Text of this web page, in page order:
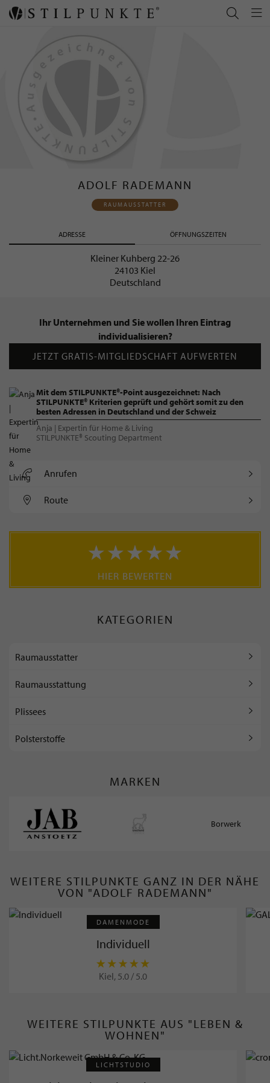
ADOLF RADEMANN
RAUMAUSSTATTER
ADRESSE ÖFFNUNGSZEITEN
Kleiner Kuhberg 22-26
24103 Kiel
Deutschland
Ihr Unternehmen und Sie wollen Ihren Eintrag
individualisieren?
JETZT GRATIS-MITGLIEDSCHAFT AUFWERTEN
Mit dem STILPUNKTE®-Point ausgezeichnet: Nach
STILPUNKTE® Kriterien geprüft und gehört somit zu den
besten Adressen in Deutschland und der Schweiz
Anja | Expertin für Home & Living
STILPUNKTE® Scouting Department
Anrufen
Route
HIER BEWERTEN
KATEGORIEN
Raumausstatter
Raumausstattung
Plissees
Polsterstoffe
MARKEN
Borwerk
WEITERE STILPUNKTE GANZ IN DER NÄHE
VON "ADOLF RADEMANN"
DAMENMODE
Individuell
Kiel, 5.0 / 5.0
WEITERE STILPUNKTE AUS "LEBEN &
WOHNEN"
LICHTSTUDIO